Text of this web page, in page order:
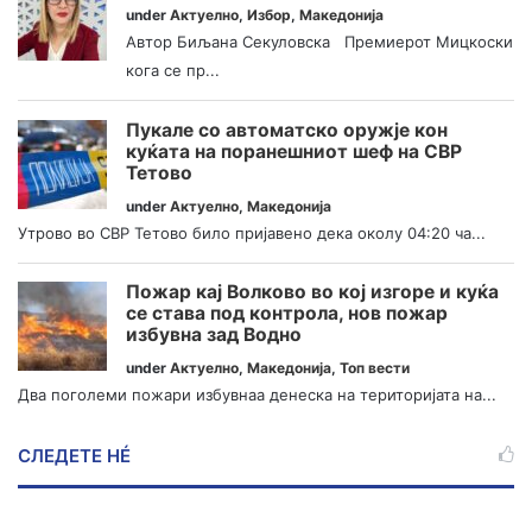
under Актуелно, Избор, Македонија
Автор Биљана Секуловска Премиерот Мицкоски
кога се пр...
Пукале со автоматско оружје кон
куќата на поранешниот шеф на СВР
Тетово
under Актуелно, Македонија
Утрово во СВР Тетово било пријавено дека околу 04:20 ча...
Пожар кај Волково во кој изгоре и куќа
се става под контрола, нов пожар
избувна зад Водно
under Актуелно, Македонија, Топ вести
Два поголеми пожари избувнаа денеска на територијата на...
СЛЕДЕТЕ НÉ